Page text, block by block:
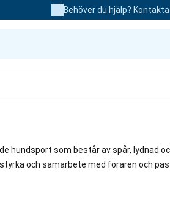
Behöver du hjälp?
hundsport som består av spår, lydnad
och samarbete med föraren och